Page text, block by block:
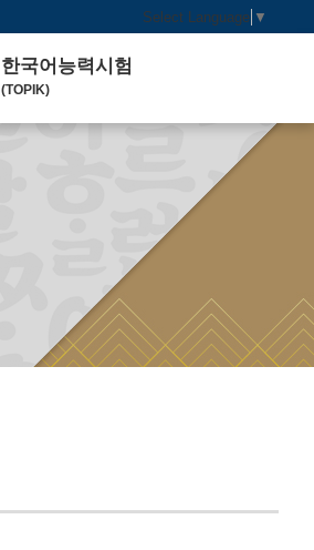
Select Language ▼
한국어능력시험
(TOPIK)
토픽(TOPIK) 안내